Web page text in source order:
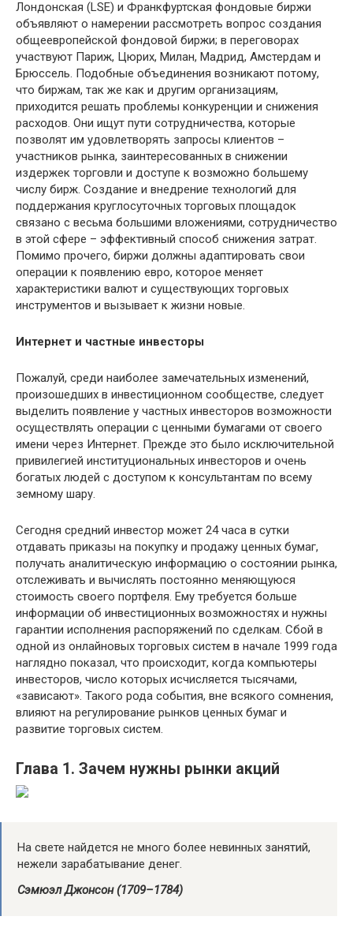
Лондонская (LSE) и Франкфуртская фондовые биржи
объявляют о намерении рассмотреть вопрос создания
общеевропейской фондовой биржи; в переговорах
участвуют Париж, Цюрих, Милан, Мадрид, Амстердам и
Брюссель. Подобные объединения возникают потому,
что биржам, так же как и другим организациям,
приходится решать проблемы конкуренции и снижения
расходов. Они ищут пути сотрудничества, которые
позволят им удовлетворять запросы клиентов –
участников рынка, заинтересованных в снижении
издержек торговли и доступе к возможно большему
числу бирж. Создание и внедрение технологий для
поддержания круглосуточных торговых площадок
связано с весьма большими вложениями, сотрудничество
в этой сфере – эффективный способ снижения затрат.
Помимо прочего, биржи должны адаптировать свои
операции к появлению евро, которое меняет
характеристики валют и существующих торговых
инструментов и вызывает к жизни новые.
Интернет и частные инвесторы
Пожалуй, среди наиболее замечательных изменений,
произошедших в инвестиционном сообществе, следует
выделить появление у частных инвесторов возможности
осуществлять операции с ценными бумагами от своего
имени через Интернет. Прежде это было исключительной
привилегией институциональных инвесторов и очень
богатых людей с доступом к консультантам по всему
земному шару.
Сегодня средний инвестор может 24 часа в сутки
отдавать приказы на покупку и продажу ценных бумаг,
получать аналитическую информацию о состоянии рынка,
отслеживать и вычислять постоянно меняющуюся
стоимость своего портфеля. Ему требуется больше
информации об инвестиционных возможностях и нужны
гарантии исполнения распоряжений по сделкам. Сбой в
одной из онлайновых торговых систем в начале 1999 года
наглядно показал, что происходит, когда компьютеры
инвесторов, число которых исчисляется тысячами,
«зависают». Такого рода события, вне всякого сомнения,
влияют на регулирование рынков ценных бумаг и
развитие торговых систем.
Глава 1. Зачем нужны рынки акций
На свете найдется не много более невинных занятий,
нежели зарабатывание денег.
Сэмюэл Джонсон (1709–1784)